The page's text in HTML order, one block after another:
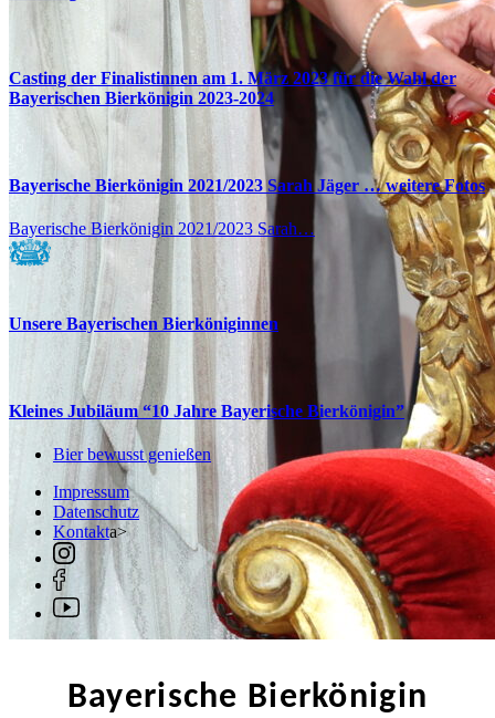
Bayerische Bierkönigin
Casting der Finalistinnen am 1. März 2023 für die Wahl der
Bayerischen Bierkönigin 2023-2024
Bayerische Bierkönigin 2021/2023 Sarah Jäger … weitere Fotos
Bayerische Bierkönigin 2021/2023 Sarah…
Unsere Bayerischen Bierköniginnen
Kleines Jubiläum “10 Jahre Bayerische Bierkönigin”
Bier bewusst genießen
Impressum
Datenschutz
Kontakta>